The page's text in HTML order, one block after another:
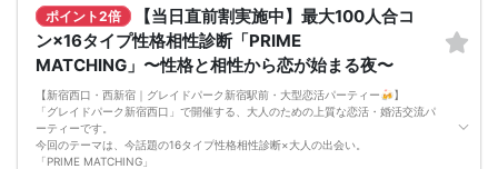
嬉しい！店員さんがご丁寧にお席までお持ちします！
《シェフ自慢のコース料理》
【産地直送・国産鶏肉】皆様に満足していただけるように、お店と打ち合わせを
重ね、こだわりのフードを提供いただいております♪
心もお腹も満足していただけますよ♪
皆様に満足していただけるように、お店と打ち合わせを重ね、こだわりのフード
を提供いただいております♪
《フリードリンク(90L.O)》
☆店員さんがご丁寧に一杯ずつ手作り致します！
100種類以上の豊富なドリンクメニュー、変わり種ドリンクもご用意♪
ポイント2倍
【当日直前割実施中】最大100人合コ
ン×16タイプ性格相性診断「PRIME
MATCHING」〜性格と相性から恋が始まる夜〜
【新宿西口・西新宿｜グレイドパーク新宿駅前・大型恋活パーティー🍻】
「グレイドパーク新宿西口」で開催する、大人のための上質な恋活・婚活交流パ
ーティーです。
今回のテーマは、今話題の16タイプ性格相性診断×大人の出会い。
「PRIME MATCHING」